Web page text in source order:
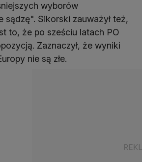
wyborów
sądzę". Sikorski zauważył też,
to, że po sześciu latach PO
Zaznaczył, że wyniki
nie są złe.